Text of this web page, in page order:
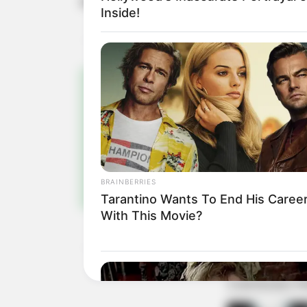
Inside!
BRAINBERRIES
Tarantino Wants To End His
With This Movie?